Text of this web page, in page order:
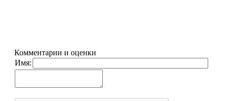
Комментарии и оценки
Имя: